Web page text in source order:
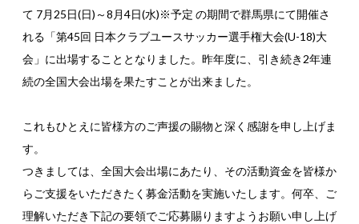
て 7月25日(日)～8月4日(水)※予定 の期間で群馬県にて開催さ
れる「第45回 日本クラブユースサッカー選手権大会(U-18)大
会」に出場することとなりました。昨年度に、引き続き2年連
続の全国大会出場を果たすことが出来ました。
これもひとえに皆様方のご声援の賜物と深く感謝を申し上げま
す。
つきましては、全国大会出場にあたり、その活動資金を皆様か
らご支援をいただきたく募金活動を実施いたします。何卒、ご
理解いただき下記の要領でご応募賜りますようお願い申し上げ